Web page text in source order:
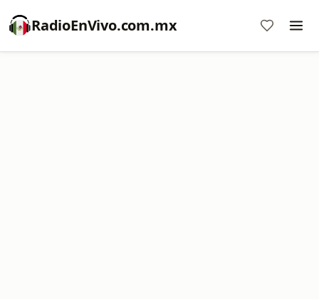
RadioEnVivo.com.mx